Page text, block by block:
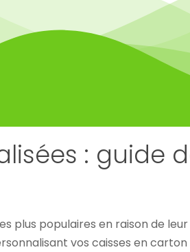
: guide
plus populaires en raison de
vos caisses en